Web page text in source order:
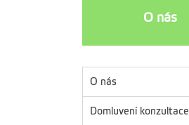
O nás
O nás
Domluvení konzultace